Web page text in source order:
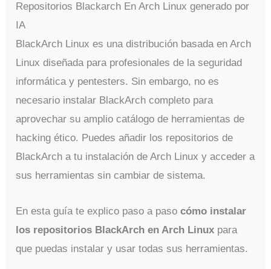
BlackArch Linux es una distribución basada en Arch
Linux diseñada para profesionales de la seguridad
informática y pentesters. Sin embargo, no es
necesario instalar BlackArch completo para
aprovechar su amplio catálogo de herramientas de
hacking ético. Puedes añadir los repositorios de
BlackArch a tu instalación de Arch Linux y acceder a
sus herramientas sin cambiar de sistema.
En esta guía te explico paso a pasocómo instalar
los repositorios BlackArch en Arch Linux para
que puedas instalar y usar todas sus herramientas.